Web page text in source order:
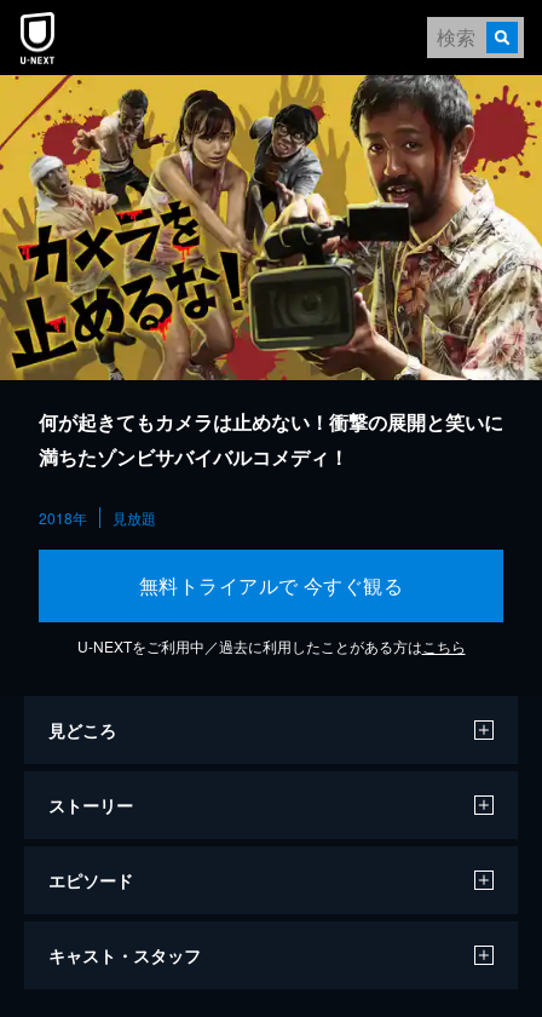
本文へスキップ
何が起きてもカメラは止めない！衝撃の展開と笑いに
満ちたゾンビサバイバルコメディ！
2018年 見放題
無料トライアルで 今すぐ観る
U-NEXTをご利用中／過去に利用したことがある方は こちら
見どころ
ストーリー
エピソード
カメラを止めるな！
キャスト・スタッフ